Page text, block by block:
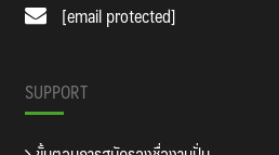
[email protected]
SUPPORT